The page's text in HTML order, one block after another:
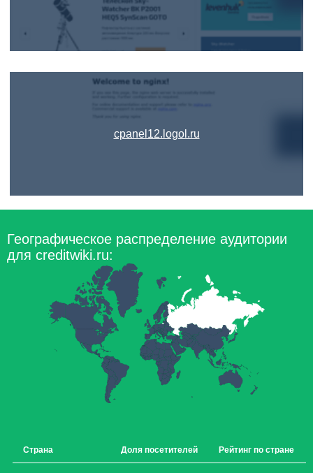
cpanel12.logol.ru
Географическое распределение аудитории
для creditwiki.ru:
Страна Доля посетителей Рейтинг по стране